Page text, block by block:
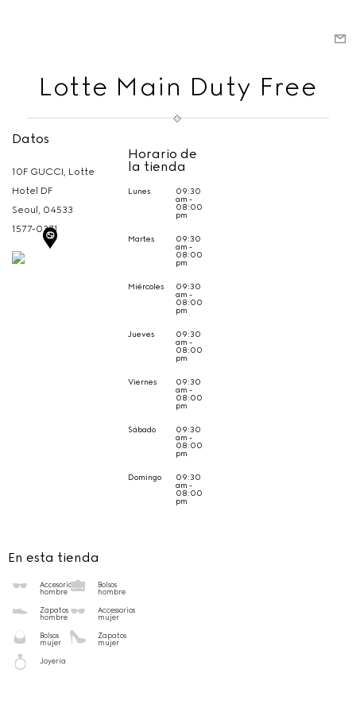
Lotte Main Duty Free
Datos
10F GUCCI, Lotte
Hotel DF
Seoul, 04533
1577-0371
Horario de
la tienda
Lunes 09:30
am -
08:00
pm
Martes 09:30
am -
08:00
pm
Miércoles 09:30
am -
08:00
pm
Jueves 09:30
am -
08:00
pm
Viernes 09:30
am -
08:00
pm
Sábado 09:30
am -
08:00
pm
Domingo 09:30
am -
08:00
pm
En esta tienda
Accesorios
hombre
Bolsos
hombre
Zapatos
hombre
Accessorios
mujer
Bolsos
mujer
Zapatos
mujer
Joyería